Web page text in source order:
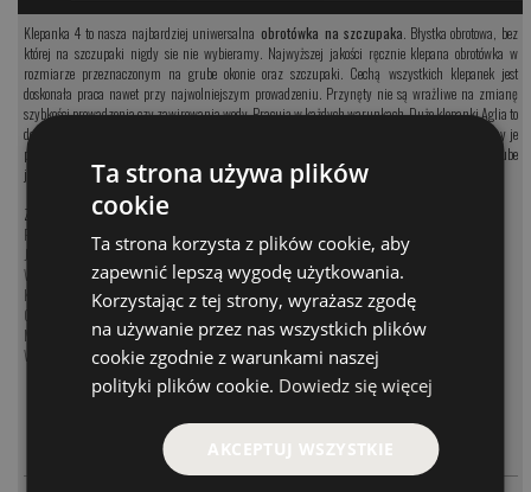
Klepanka 4 to nasza najbardziej uniwersalna obrotówka na szczupaka . Błystka obrotowa, bez
której na szczupaki nigdy sie nie wybieramy. Najwyższej jakości ręcznie klepana obrotówka w
rozmiarze przeznaczonym na grube okonie oraz szczupaki. Cechą wszystkich klepanek jest
doskonała praca nawet przy najwolniejszym prowadzeniu. Przynęty nie są wrażliwe na zmianę
szybkości prowadzenia czy zawirowania wody. Pracują w każdych warunkach. Duże klepanki Aglia to
doskonale obrotówki na szczupaki łowione w niezbyt głębokiej wodzie. Są bardzo lotne i możemy je
poprowadzić niemal na każdej głębokości. Klepanka Aglia 4 to idealnej wielkości przynęt ana grube
jeziorowe okonie.
Zobacz kategorię:
Przynęty na szczupaka
Jerki na szczupaka
Woblery na szczupaka
Koguty na szczupaka
Obrotówki na szczupaka
Muchy na szczupaka
Wahadłówki na szczupaka
CENA
29.00 PLN - + PARAMETRY
Ta strona używa plików
cookie
Ta strona korzysta z plików cookie, aby
zapewnić lepszą wygodę użytkowania.
Korzystając z tej strony, wyrażasz zgodę
na używanie przez nas wszystkich plików
cookie zgodnie z warunkami naszej
polityki plików cookie. Dowiedz się więcej
AKCEPTUJ WSZYSTKIE